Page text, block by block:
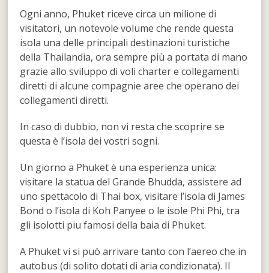
Ogni anno, Phuket riceve circa un milione di
visitatori, un notevole volume che rende questa
isola una delle principali destinazioni turistiche
della Thailandia, ora sempre più a portata di mano
grazie allo sviluppo di voli charter e collegamenti
diretti di alcune compagnie aree che operano dei
collegamenti diretti.
In caso di dubbio, non vi resta che scoprire se
questa è l’isola dei vostri sogni.
Un giorno a Phuket è una esperienza unica:
visitare la statua del Grande Bhudda, assistere ad
uno spettacolo di Thai box, visitare l’isola di James
Bond o l’isola di Koh Panyee o le isole Phi Phi, tra
gli isolotti piu famosi della baia di Phuket.
A Phuket vi si può arrivare tanto con l’aereo che in
autobus (di solito dotati di aria condizionata). Il